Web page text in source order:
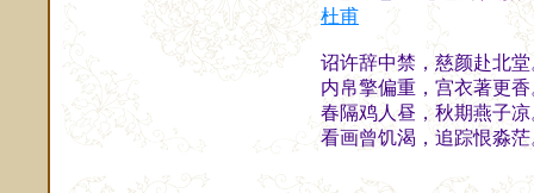
杜甫
诏许辞中禁，慈颜赴北
内帛擎偏重，宫衣著更
春隔鸡人昼，秋期燕子
看画曾饥渴，追踪恨淼